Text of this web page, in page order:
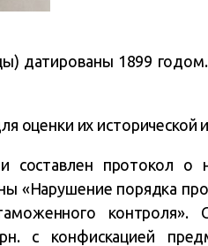
датированы 1899
оценки их исторической
составлен протокол
«Нарушение порядка
контроля».
с конфискацией